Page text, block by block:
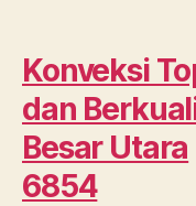
Konveksi
dan
Besar Utara
6854